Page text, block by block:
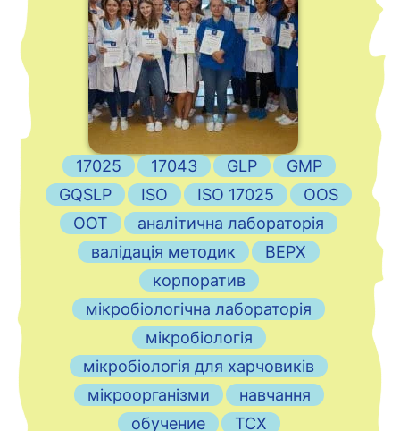
17025 17043 GLP
GMP
GQSLP
ISO ISO 17025
OOS
OOT
аналітична лабораторія
валідація методик
ВЕРХ
корпоратив
мікробіологічна лабораторія
мікробіологія
мікробіологія для харчовиків
мікроорганізми
навчання
обучение
ТСХ